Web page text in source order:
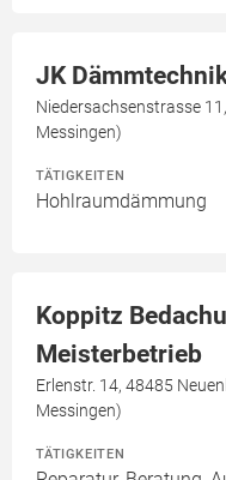
JK
Niedersachsenstrasse
Messingen)
TÄTIGKEITEN
Hohlraumdämmung
Koppitz
Meisterbetrieb
Erlenstr. 14, 48485
Messingen)
TÄTIGKEITEN